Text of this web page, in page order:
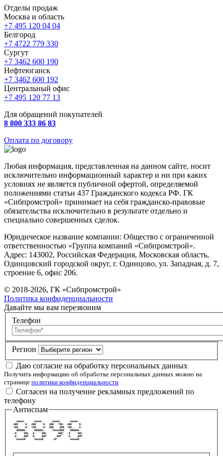
Отделы продаж
Москва и область
+7 495 120 04 04
Белгород
+7 4722 779 330
Сургут
+7 3462 600 190
Нефтеюганск
+7 3462 600 192
Центральный офис
+7 495 120 77 13
Для обращений покупателей
8 800 333 86 83
Оплата по договору
Любая информация, представленная на данном сайте, носит
исключительно информационный характер и ни при каких
условиях не является публичной офертой, определяемой
положениями статьи 437 Гражданского кодекса РФ. ГК
«Сибпромстрой» принимает на себя гражданско-правовые
обязательства исключительно в результате отдельно и
специально совершенных сделок.
Юридическое название компании: Общество с ограниченной
ответственностью «Группа компаний «Сибпромстрой».
Адрес: 143002, Российская Федерация, Московская область,
Одинцовский городской округ, г. Одинцово, ул. Западная, д. 7,
строение 6, офис 206.
© 2018-2026, ГК «Сибпромстрой»
Политика конфиденциальности
Давайте мы вам перезвоним
Телефон
Регион
Даю согласие на обработку персональных данных
Получить информацию об обработке персональных данных можно на
странице политики конфиденциальности
Согласен на получение рекламных предложений по
телефону
Антиспам
  .ooooo.     .ooooo.     .ooooo.     .ooooo.
d88'   `8.  d88'   `8.  888' `Y88.  d88'   `8.
Y88..  .8'  Y88..  .8'  888    888  Y88..  .8'
  `88888b.    `88888b.    `Vbood888   `88888b.
.8'  ``88b  .8'  ``88b        888'  .8'  ``88b
`8.   .88P  `8.   .88P      .88P'   `8.   .88P
  `boood8'    `boood8'     .oP'       `boood8'